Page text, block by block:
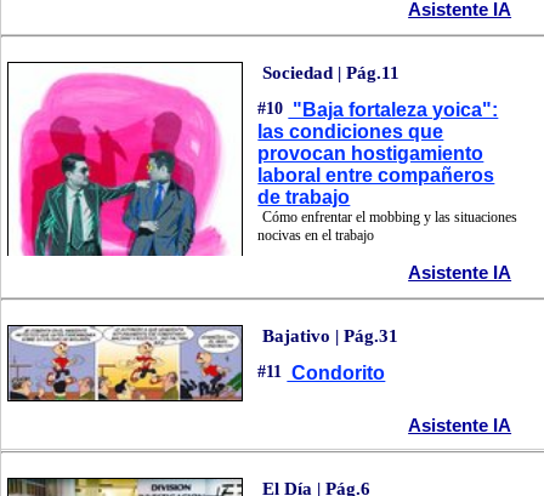
Asistente IA
Sociedad | Pág.11
#10 "Baja fortaleza yoica":
las condiciones que
provocan hostigamiento
laboral entre compañeros
de trabajo
Cómo enfrentar el mobbing y las situaciones
nocivas en el trabajo
Asistente IA
Bajativo | Pág.31
#11 Condorito
Asistente IA
El Día | Pág.6